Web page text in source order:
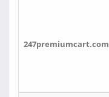
247premiumcart.com